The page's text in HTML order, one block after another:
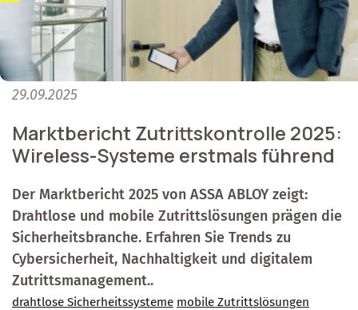
29.09.2025
Marktbericht Zutrittskontrolle 2025:
Wireless-Systeme erstmals führend
Der Marktbericht 2025 von ASSA ABLOY zeigt:
Drahtlose und mobile Zutrittslösungen prägen die
Sicherheitsbranche. Erfahren Sie Trends zu
Cybersicherheit, Nachhaltigkeit und digitalem
Zutrittsmanagement..
drahtlose Sicherheitssysteme mobile Zutrittslösungen